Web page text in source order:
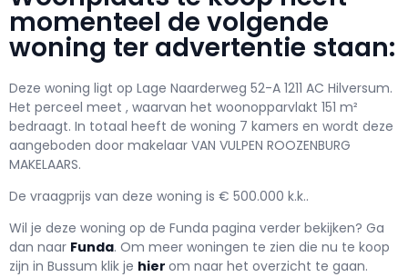
momenteel de volgende
woning ter advertentie staan:
Deze woning ligt op Lage Naarderweg 52-A 1211 AC Hilversum.
Het perceel meet , waarvan het woonopparvlakt 151 m²
bedraagt. In totaal heeft de woning 7 kamers en wordt deze
aangeboden door makelaar VAN VULPEN ROOZENBURG
MAKELAARS.
De vraagprijs van deze woning is € 500.000 k.k..
Wil je deze woning op de Funda pagina verder bekijken? Ga
dan naar Funda. Om meer woningen te zien die nu te koop
zijn in Bussum klik je hier om naar het overzicht te gaan.